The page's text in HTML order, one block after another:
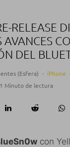
RELEASE
AVANCES
DEL
(Esfera) · iPhone
1 Minuto de lectura
con